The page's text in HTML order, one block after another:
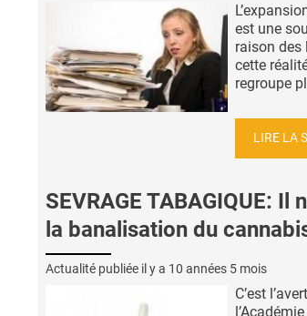
est une
raison des
cette
regroupe
LIRE LA
SEVRAGE TABAGIQUE: Il
la banalisation du
Actualité publiée il y a 10 années 5 mois
C’est